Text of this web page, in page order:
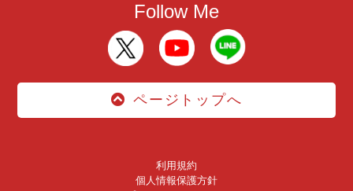
Follow Me
ページトップへ
利用規約
個人情報保護方針